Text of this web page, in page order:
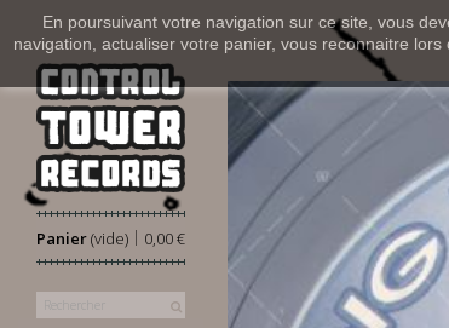
En poursuivant votre navigation sur ce site, vous
navigation, actualiser votre panier, vous reconnaitre
Panier 0,00 €
|
(vide)